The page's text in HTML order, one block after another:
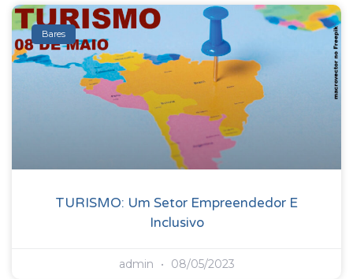
Bares
TURISMO: Um Setor Empreendedor E
Inclusivo
admin 08/05/2023